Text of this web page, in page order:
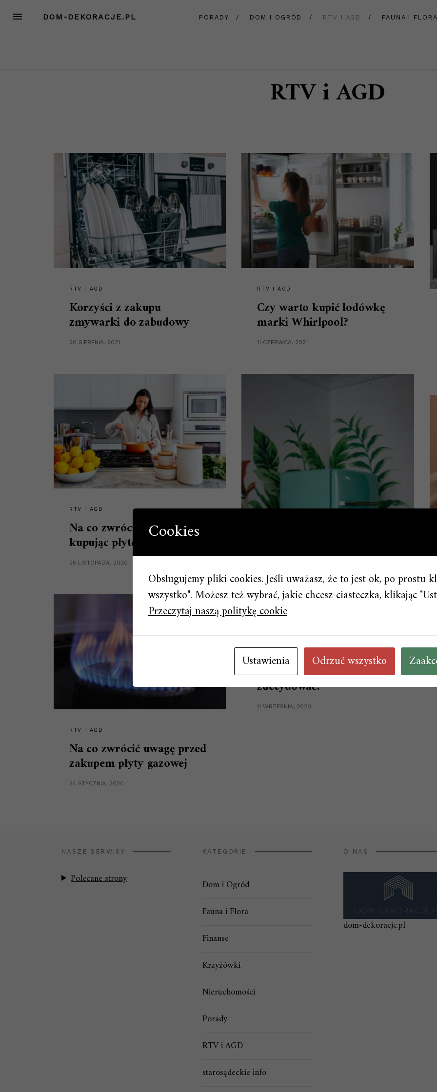
MENU DOM-DEKORACJE.PL PORADY DOM I OGRÓD RTV I AGD FAUNA I FLORA
RTV i AGD
RTV I AGD
Korzyści z zakupu
zmywarki do zabudowy
26 SIERPNIA, 2021
RTV I AGD
Czy warto kupić lodówkę
marki Whirlpool?
11 CZERWCA, 2021
RTV I AGD
Na co zwrócić uwagę,
kupując płytę gazową?
25 LISTOPADA, 2020
Na jaką szafę chłodniczą się
zdecydować?
11 WRZEŚNIA, 2020
RTV I AGD
Na co zwrócić uwagę przed
zakupem płyty gazowej
24 STYCZNIA, 2020
NASZE SERWISY
Polecane strony
KATEGORIE
Dom i Ogród
Fauna i Flora
Finanse
Krzyżówki
Nieruchomości
Porady
RTV i AGD
starosądeckie info
O NAS
dom-dekoracje.pl
Cookies
Obsługujemy pliki cookies. Jeśli uważasz, że to jest ok, po prostu
wszystko". Możesz też wybrać, jakie chcesz ciasteczka, klikając
Przeczytaj naszą politykę cookie
Ustawienia Odrzuć wszystko